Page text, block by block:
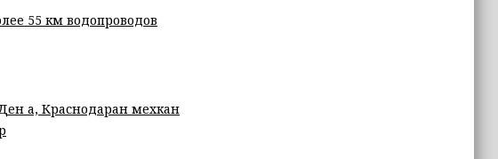
55 км водопроводов
а, Краснодаран мехкан